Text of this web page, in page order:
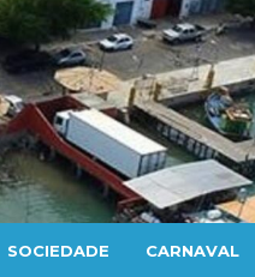
SOCIEDADE CARNAVAL